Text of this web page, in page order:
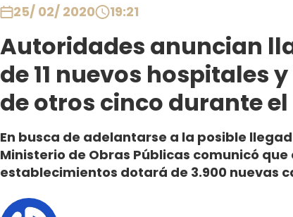
25/ 02/ 2020 19:21
Autoridades anuncian
de 11 nuevos hospitales
de otros cinco durante el
En busca de adelantarse a la posible
Ministerio de Obras Públicas comunicó
establecimientos dotará de 3.900 nuevas